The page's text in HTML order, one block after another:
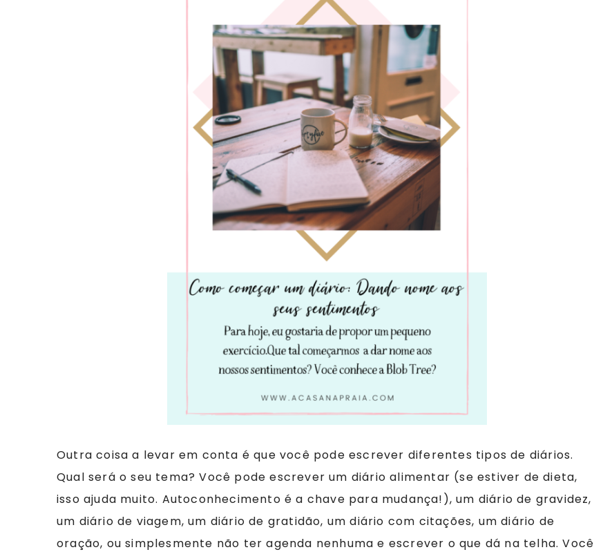
Outra coisa a levar em conta é que você pode escrever diferentes tipos de diários.
Qual será o seu tema? Você pode escrever um diário alimentar (se estiver de dieta,
isso ajuda muito. Autoconhecimento é a chave para mudança!), um diário de gravidez,
um diário de viagem, um diário de gratidão, um diário com citações, um diário de
oração, ou simplesmente não ter agenda nenhuma e escrever o que dá na telha. Você